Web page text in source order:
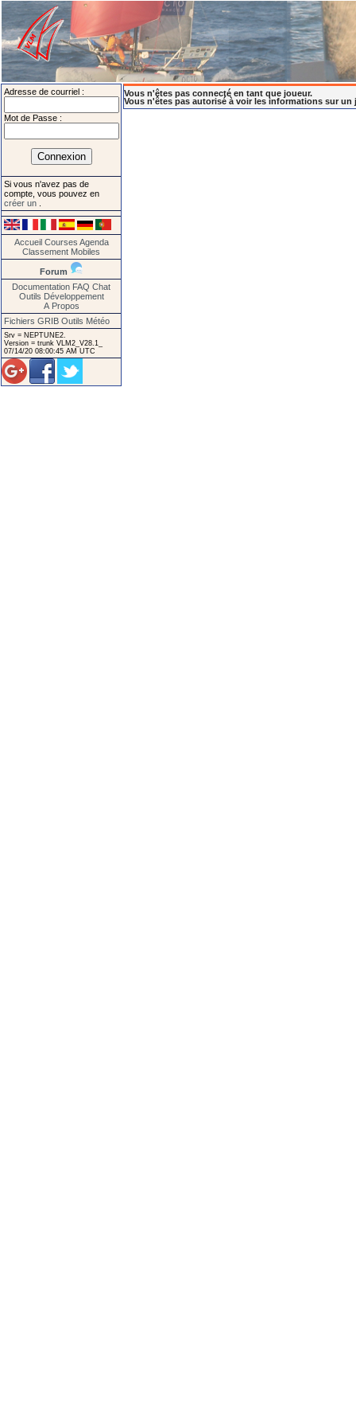
Adresse de courriel :
Mot de Passe :
Si vous n'avez pas de
compte, vous pouvez en
créer un
Accueil Courses Agenda
Classement Mobiles
Forum
Documentation FAQ Chat
Outils Développement
A Propos
Fichiers GRIB Outils Météo
Srv = NEPTUNE2.
Version = trunk VLM2_V28.1_
07/14/20 08:00:45 AM UTC
Vous n'êtes pas connecté en tant que joueur.
Vous n'êtes pas autorisé à voir les informations sur un